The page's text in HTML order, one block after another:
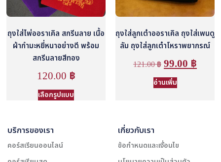
ถุงใส่ไพ่ออราเคิล สกรีนลาย เนื้อ
ผ้ากำมะหยี่หนาอย่างดี พร้อม
สกรีนลายสีทอง
120.00 ฿
เลือกรูปแบบ
ถุงใส่ลูกเต๋าออราเคิล ถุงใส่เพนดู
ลัม ถุงใส่ลูกเต๋าโหราพยากรณ์
121.00฿ 99.00 ฿
อ่านเพิ่ม
บริการของเรา
คอร์สเรียนออนไลน์
เกี่ยวกับเรา
ข้อกำหนดและเงื่อนไข